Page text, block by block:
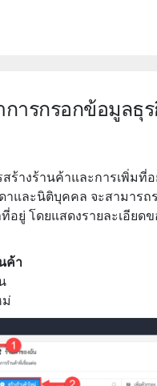
การกรอกข้อมูลธุ
ร้างร้านค้าและการเพิ่ม
และนิติบุคคล จะสามารถ
อยู่ โดยแสดงรายละเอียด
ค้า